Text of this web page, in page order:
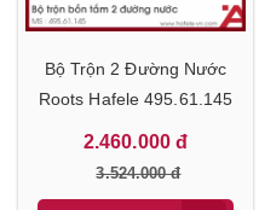
Bộ Trộn 2 Đường Nước
Roots Hafele 495.61.145
2.460.000 đ
3.524.000 đ